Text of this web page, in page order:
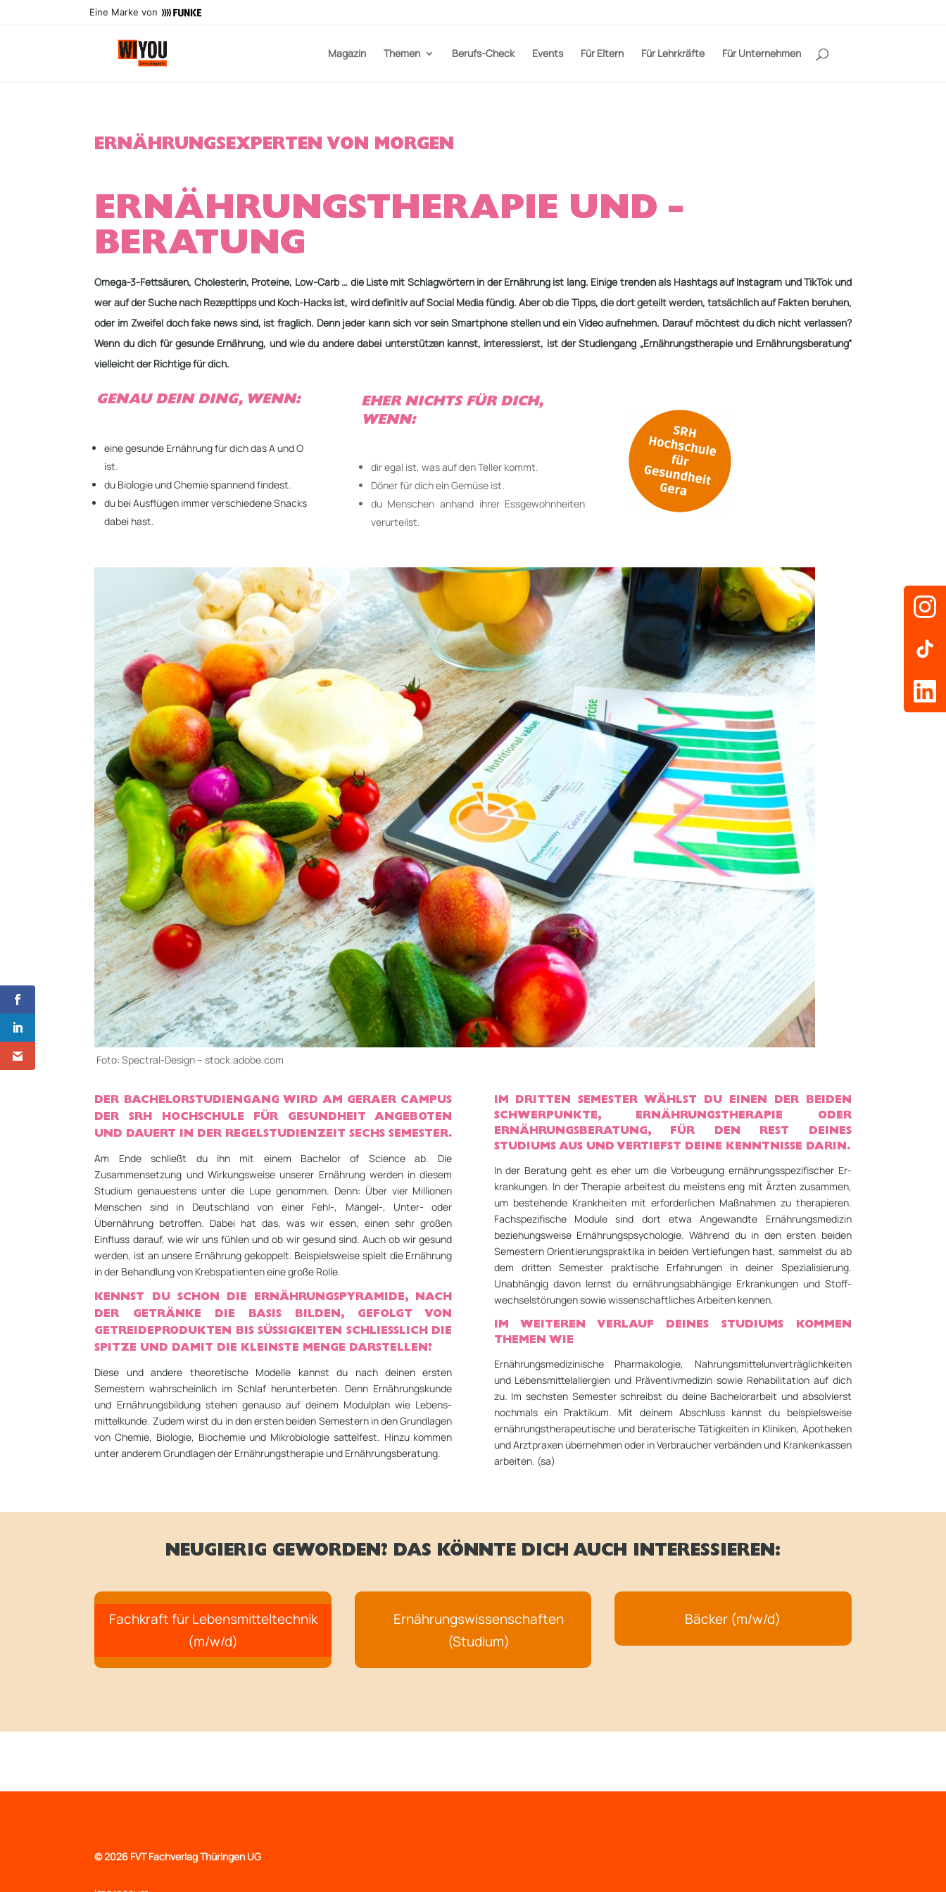
Eine Marke von
Magazin Themen Berufs-Check Events Für Eltern Für Lehrkräfte Für Unternehmen
ERNÄHRUNGSEXPERTEN VON MORGEN
ERNÄHRUNGSTHERAPIE UND -
BERATUNG
Omega-3-Fettsäuren, Cholesterin, Proteine, Low-Carb… die Liste mit Schlagwörtern in der Ernährung ist lang. Einige trenden als Hashtags auf Instagram undTikTok und
wer auf der Suche nach Rezepttipps und Koch-Hacksist, wird definitiv auf Social Media fündig. Aber ob die Tipps, die dort geteilt werden,tatsächlich auf Fakten beruhen,
oder im Zweifel doch fake news sind, ist fraglich. Denn jeder kann sich vor sein Smartphone stellen und ein Video aufnehmen. Darauf möchtest du dich nicht verlassen?
Wenn du dich für gesunde Ernährung, und wie du andere dabei unterstützen kannst, interessierst, ist derStudiengang „Ernährungs­therapie und Er­nährungs­beratung“
vielleicht der Richtige für dich.
GENAU DEIN DING, WENN:
eine gesunde Ernährung für dich das A und O
ist.
du Biologie und Chemie spannend findest.
du bei Ausflügen immer verschiedene Snacks
dabei hast.
EHER NICHTS FÜR DICH,
WENN:
dir egal ist, was auf den Teller kommt.
Döner für dich ein Gemüse ist.
du Menschen anhand ihrer Essgewohnheiten
verurteilst.
Foto: Spectral-Design – stock.adobe.com
DER BACHELORSTUDIENGANG WIRD AM GERAER CAMPUS
DER SRH HOCHSCHULE FÜR GESUND­HEIT ANGEBOTEN
UND DAUERT IN DER REGELSTUDIENZEIT SECHS SEMESTER.
Am Ende schließt du ihn mit einem Bachelor of Science ab. Die
Zusammensetzung und Wirkungsweise unserer Ernährung werden in diesem
Studium genauestens unter die Lupe genommen. Denn: Über vier Millionen
Menschen sind in Deutschland von einer Fehl-, Mangel-, Unter- oder
Übernährung betroffen. Dabei hat das, was wir essen, einen sehr großen
Einfluss darauf, wie wir uns fühlen und ob wir gesund sind. Auch ob wir gesund
werden, ist an unsere Ernährung gekoppelt. Beispielsweise spielt die Ernährung
in der Behandlung von Krebs­patienten eine große Rolle.
KENNST DU SCHON DIE ERNÄHRUNGS­PYRAMIDE, NACH
DER GETRÄNKE DIE BASIS BILDEN, GEFOLGT VON
GETREIDEPRODUKTEN BIS SÜSSIGKEITEN SCHLIESS­LICH DIE SP
ITZE UND DAMIT DIE KLEINSTE MENGE DARSTELLEN?
Diese und andere theoretische Modelle kannst du nach deinen ersten
Semestern wahrscheinlich im Schlaf herunterbeten. Denn Ernährungskunde
und Ernährungsbildung stehen genauso auf deinem Modulplan wie Lebens­
mittelkunde. Zudem wirst du in den ersten beiden Semestern in den Grundlagen
von Chemie, Biologie, Biochemie und Mikrobiologie sattelfest. Hinzu kommen
unter anderem Grundlagen der Ernährungstherapie und Ernährungs­beratung.
IM DRITTEN SEMESTER WÄHLST DU EINEN DER BEIDEN
SCHWERPUNKTE, ERNÄHRUNGS­THERAPIE ODER
ERNÄHRUNGS­BERATUNG, FÜR DEN REST DEINES
STUDIUMS AUS UND VERTIEFST DEINE KENNTNISSE DARIN.
In der Beratung geht es eher um die Vorbeugung ernährungsspezifischer Er­
krankungen. In der Therapie arbeitest du meistens eng mit Ärzten zusammen,
um bestehende Krankheiten mit erforderlichen Maßnahmen zu therapieren.
Fachspezifische Module sind dort etwa Angewandte Ernährungs­medizin
beziehungsweise Ernährungs­psychologie. Während du in den ersten beiden
Semestern Orientierungspraktika in beiden Vertiefungen hast, sammelst du ab
dem dritten Semester praktische Erfahrungen in deiner Spezialisierung.
Unabhängig davon lernst du ernährungsabhängige Erkrankungen und Stoff­
wechselstörungen sowie wissenschaftliches Arbeiten kennen.
IM WEITEREN VERLAUF DEINES STUDIUMS KOMMEN
THEMEN WIE
Ernährungsmedizinische Pharmakologie, Nah­rungs­mittel­unverträglichkeiten
und Lebens­mittel­allergien und Präventivmedizin sowie Rehabilitation auf dich
zu. Im sechsten Semester schreibst du deine Bachelorarbeit und absolvierst
nochmals ein Praktikum. Mit deinem Ab­schluss kannst du beispielsweise
ernährungs­therapeutische und beraterische Tätigkeiten in Kliniken, Apotheken
und Arztpraxen über­nehmen oder in Verbraucher verbänden und Krankenkassen
arbeiten. (sa)
NEUGIERIG GEWORDEN? DAS KÖNNTE DICH AUCH INTERESSIEREN:
Fachkraft für Lebensmitteltechnik
(m/w/d)
Ernährungswissenschaften
(Studium)
Bäcker (m/w/d)
©2026 FVT Fachverlag Thüringen UG